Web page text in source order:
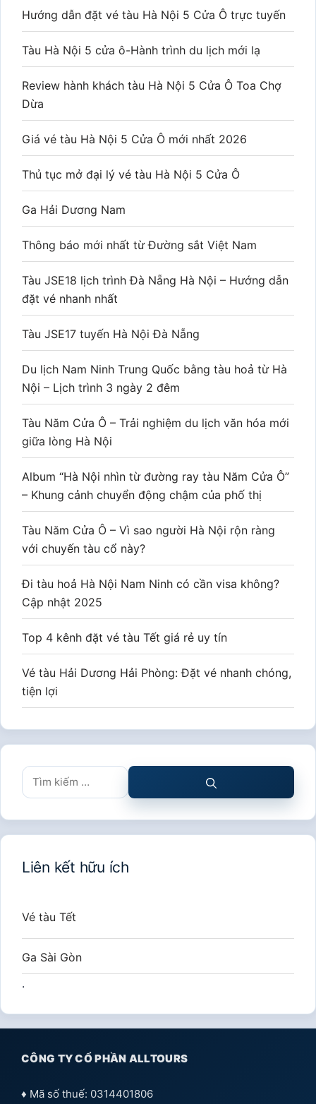
Hướng dẫn đặt vé tàu Hà Nội 5 Cửa Ô trực tuyến
Tàu Hà Nội 5 cửa ô-Hành trình du lịch mới lạ
Review hành khách tàu Hà Nội 5 Cửa Ô Toa Chợ
Dừa
Giá vé tàu Hà Nội 5 Cửa Ô mới nhất 2026
Thủ tục mở đại lý vé tàu Hà Nội 5 Cửa Ô
Ga Hải Dương Nam
Thông báo mới nhất từ Đường sắt Việt Nam
Tàu JSE18 lịch trình Đà Nẵng Hà Nội – Hướng dẫn
đặt vé nhanh nhất
Tàu JSE17 tuyến Hà Nội Đà Nẵng
Du lịch Nam Ninh Trung Quốc bằng tàu hoả từ Hà
Nội – Lịch trình 3 ngày 2 đêm
Tàu Năm Cửa Ô – Trải nghiệm du lịch văn hóa mới
giữa lòng Hà Nội
Album “Hà Nội nhìn từ đường ray tàu Năm Cửa Ô”
– Khung cảnh chuyển động chậm của phố thị
Tàu Năm Cửa Ô – Vì sao người Hà Nội rộn ràng
với chuyến tàu cổ này?
Đi tàu hoả Hà Nội Nam Ninh có cần visa không?
Cập nhật 2025
Top 4 kênh đặt vé tàu Tết giá rẻ uy tín
Vé tàu Hải Dương Hải Phòng: Đặt vé nhanh chóng,
tiện lợi
Tìm
kiếm
Liên kết hữu ích
Vé tàu Tết
Ga Sài Gòn
.
CÔNG TY CỔ PHẦN ALLTOURS
♦ Mã số thuế: 0314401806